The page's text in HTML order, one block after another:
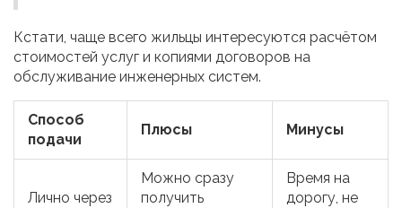
Кстати, чаще всего жильцы интересуются расчётом
стоимостей услуг и копиями договоров на
обслуживание инженерных систем.
Способ
подачи
Плюсы Минусы
Лично через
Можно сразу
получить
Время на
дорогу, не